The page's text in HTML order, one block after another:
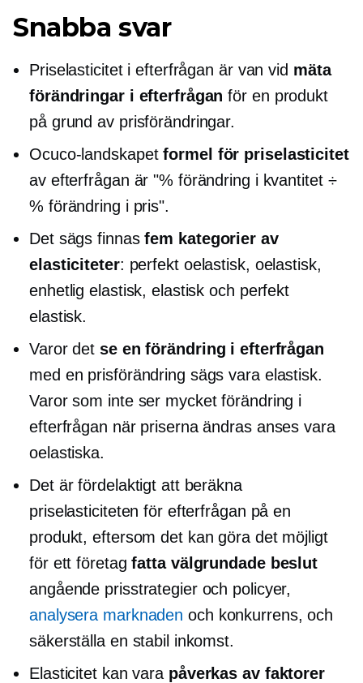
Snabba svar
Priselasticitet i efterfrågan är van vid mäta
förändringar i efterfrågan för en produkt
på grund av prisförändringar.
Ocuco-landskapetformel för priselasticitet
av efterfrågan är "% förändring i kvantitet ÷
% förändring i pris".
Det sägs finnasfem kategorier av
elasticiteter: perfekt oelastisk, oelastisk,
enhetlig elastisk, elastisk och perfekt
elastisk.
Varor det se en förändring i efterfrågan
med en prisförändring sägs vara elastisk.
Varor som inte ser mycket förändring i
efterfrågan när priserna ändras anses vara
oelastiska.
Det är fördelaktigt att beräkna
priselasticiteten för efterfrågan på en
produkt, eftersom det kan göra det möjligt
för ett företagfatta välgrundade beslut
angående prisstrategier och policyer,
analysera marknaden och konkurrens, och
säkerställa en stabil inkomst.
Elasticitet kan vara påverkas av faktorer